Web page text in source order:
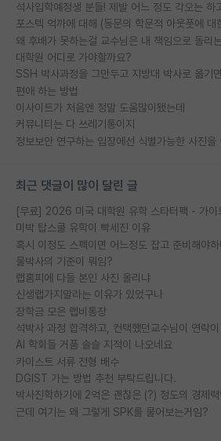
대학원 어디로 가야할까요?
편애 하는 방법
이사이트가 처음엔 정말 도움많이됐는데
커뮤니티는 다 쓰레기통이지
최근 댓글이 많이 달린 글
미박 탑스쿨 유학이 빡세진 이유
혹시 이정도 스펙이면 어느정도 잡고 준비해야
물박사의 기준이 뭐임?
랩홈피에 다들 본인 사진 올리냐
신생랩가지말라는 이유가 있었구나
장학금 모은 랩비통장
AI 학회들 거품 슬슬 지적이 나오네요
카이스트 서류 전형 배수
DGIST 가는 방법 추천 부탁드립니다.
근데 여기는 왜 그렇게 SPK를 물어보는거임?